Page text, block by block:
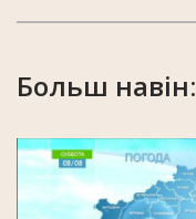
Больш навін: